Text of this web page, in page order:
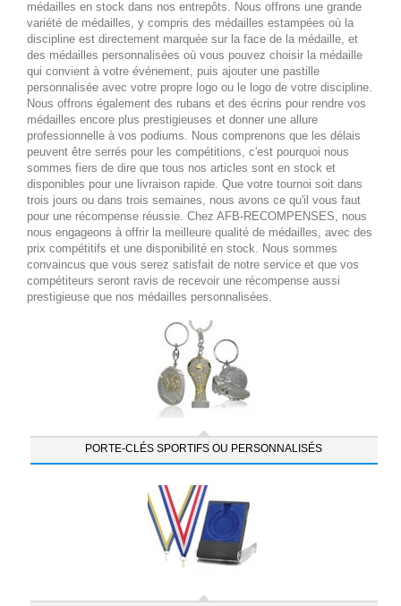
médailles en stock dans nos entrepôts. Nous offrons une grande
variété de médailles, y compris des médailles estampées où la
discipline est directement marquée sur la face de la médaille, et
des médailles personnalisées où vous pouvez choisir la médaille
qui convient à votre événement, puis ajouter une pastille
personnalisée avec votre propre logo ou le logo de votre discipline.
Nous offrons également des rubans et des écrins pour rendre vos
médailles encore plus prestigieuses et donner une allure
professionnelle à vos podiums. Nous comprenons que les délais
peuvent être serrés pour les compétitions, c'est pourquoi nous
sommes fiers de dire que tous nos articles sont en stock et
disponibles pour une livraison rapide. Que votre tournoi soit dans
trois jours ou dans trois semaines, nous avons ce qu'il vous faut
pour une récompense réussie. Chez AFB-RECOMPENSES, nous
nous engageons à offrir la meilleure qualité de médailles, avec des
prix compétitifs et une disponibilité en stock. Nous sommes
convaincus que vous serez satisfait de notre service et que vos
compétiteurs seront ravis de recevoir une récompense aussi
prestigieuse que nos médailles personnalisées.
PORTE-CLÉS SPORTIFS OU PERSONNALISÉS